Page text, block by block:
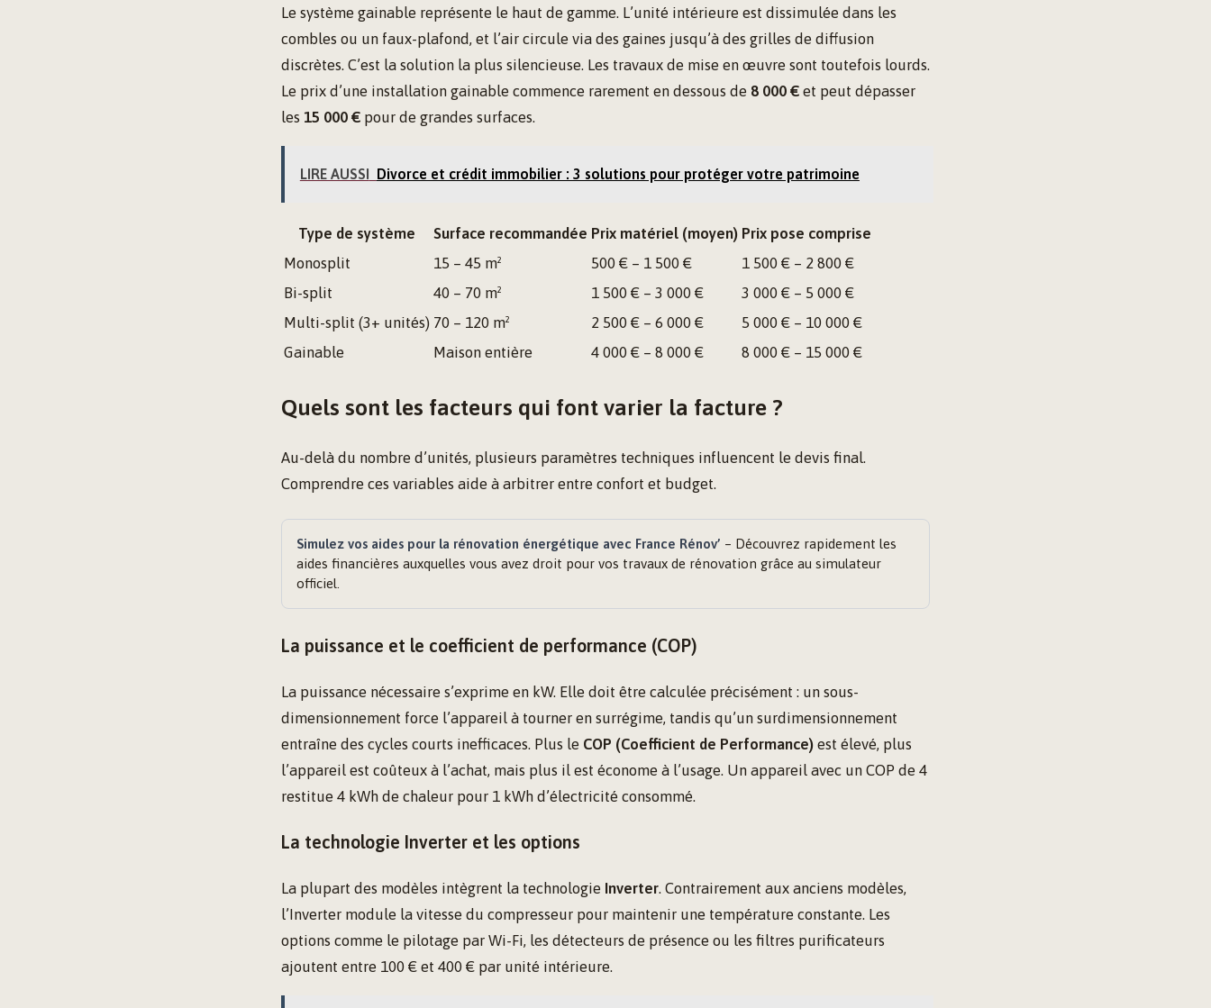
Le système gainable représente le haut de gamme. L’unité intérieure est dissimulée dans les
combles ou un faux-plafond, et l’air circule via des gaines jusqu’à des grilles de diffusion
discrètes. C’est la solution la plus silencieuse. Les travaux de mise en œuvre sont toutefois lourds.
Le prix d’une installation gainable commence rarement en dessous de 8 000 € et peut dépasser
les 15 000 € pour de grandes surfaces.
LIRE AUSSI Divorce et crédit immobilier : 3 solutions pour protéger votre patrimoine
Type de système Surface recommandée Prix matériel (moyen) Prix pose comprise
Monosplit
15 – 45 m² 500 € – 1 500 €
1 500 € – 2 800 €
Bi-split
40 – 70 m² 1 500 € – 3 000 €
3 000 € – 5 000 €
Multi-split (3+ unités) 70 – 120 m² 2 500 € – 6 000 €
5 000 € – 10 000 €
Gainable
Maison entière 4 000 € – 8 000 € 8 000 € – 15 000 €
Quels sont les facteurs qui font varier la facture ?
Au-delà du nombre d’unités, plusieurs paramètres techniques influencent le devis final.
Comprendre ces variables aide à arbitrer entre confort et budget.
Simulez vos aides pour la rénovation énergétique avec France Rénov’ – Découvrez rapidement les
aides financières auxquelles vous avez droit pour vos travaux de rénovation grâce au simulateur
officiel.
La puissance et le coefficient de performance (COP)
La puissance nécessaire s’exprime en kW. Elle doit être calculée précisément : un sous-
dimensionnement force l’appareil à tourner en surrégime, tandis qu’un surdimensionnement
entraîne des cycles courts inefficaces. Plus le COP (Coefficient de Performance) est élevé, plus
l’appareil est coûteux à l’achat, mais plus il est économe à l’usage. Un appareil avec un COP de 4
restitue 4 kWh de chaleur pour 1 kWh d’électricité consommé.
La technologie Inverter et les options
La plupart des modèles intègrent la technologie Inverter. Contrairement aux anciens modèles,
l’Inverter module la vitesse du compresseur pour maintenir une température constante. Les
options comme le pilotage par Wi-Fi, les détecteurs de présence ou les filtres purificateurs
ajoutent entre 100 € et 400 € par unité intérieure.